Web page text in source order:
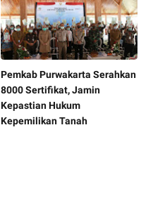
Pemkab Purwakarta Serahkan
8000 Sertifikat, Jamin
Kepastian Hukum
Kepemilikan Tanah